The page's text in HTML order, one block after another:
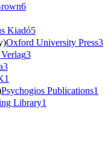
6
Kiadó5
Oxford University Press3
3
3
1
Psychogios Publications1
Library1